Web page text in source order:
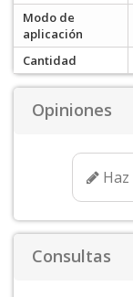
Modo de
aplicación
Cantidad
Opiniones
Haz
Consultas